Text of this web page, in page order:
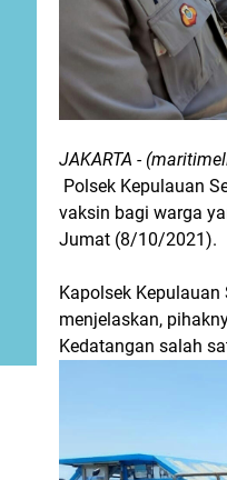
JAKARTA -
Polsek Kepulauan
vaksin bagi warga
Jumat (8/10/2021).
Kapolsek Kepulauan
menjelaskan,
Kedatangan salah